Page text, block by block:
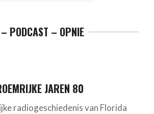
– PODCAST – OPNIE
JAREN 80
radiogeschiedenis van Florida